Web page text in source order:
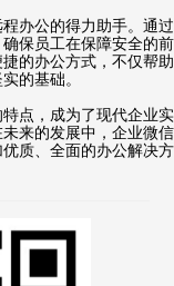
办公的得力助手。通过
保员工在保障安全的前
的办公方式，不仅帮助
的基础。
点，成为了现代企业实
来的发展中，企业微信
质、全面的办公解决方